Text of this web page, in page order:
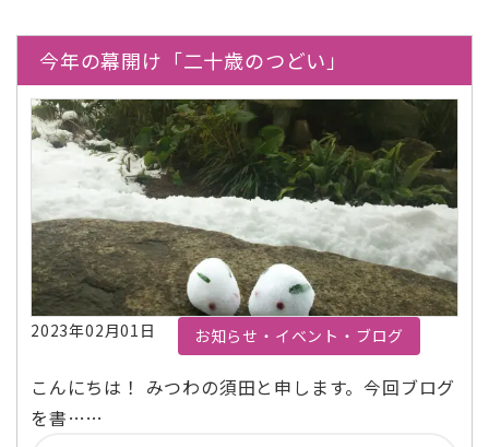
今年の幕開け「二十歳のつどい」
2023年02月01日 お知らせ・イベント・ブログ
こんにちは！ みつわの須田と申します。今回ブログ
を書……